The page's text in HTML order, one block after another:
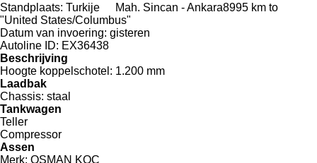
Standplaats: Turkije Mah. Sincan - Ankara8995 km to
"United States/Columbus"
Datum van invoering: gisteren
Autoline ID: EX36438
Beschrijving
Hoogte koppelschotel: 1.200 mm
Laadbak
Chassis: staal
Tankwagen
Teller
Compressor
Assen
Merk: OSMAN KOC